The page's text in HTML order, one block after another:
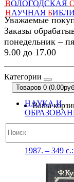
ВОЛОГОДСКАЯ
НАУЧНАЯ Б
Уважаемые
Заказы
понедельник –
9.00 до 17.00
Категории
Товаров 0
Ваша
НАУКА И
1987. – 349